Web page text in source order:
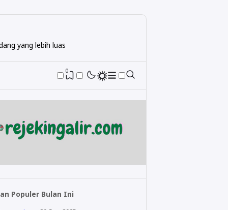
yang lebih luas
0
Populer Bulan Ini